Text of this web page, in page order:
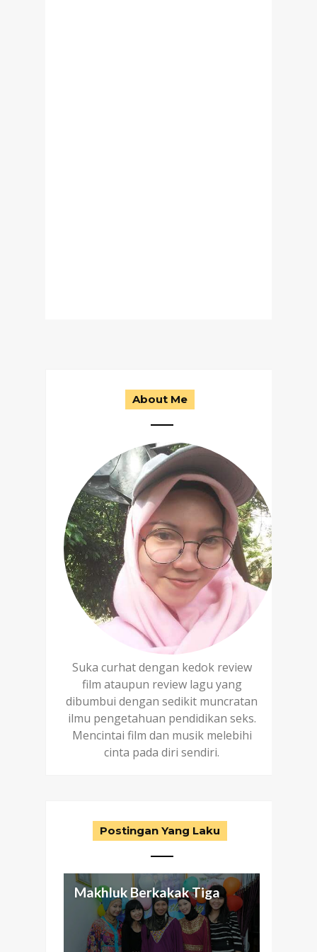
About Me
Suka curhat dengan kedok review
film ataupun review lagu yang
dibumbui dengan sedikit muncratan
ilmu pengetahuan pendidikan seks.
Mencintai film dan musik melebihi
cinta pada diri sendiri.
Postingan Yang Laku
Makhluk Berkakak Tiga